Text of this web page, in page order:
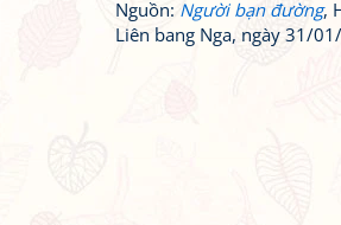
Nguồn: Người bạn đường,
Liên bang Nga, ngày 31/